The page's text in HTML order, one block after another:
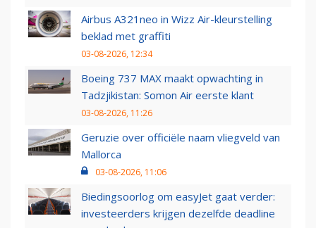
Airbus A321neo in Wizz Air-kleurstelling
beklad met graffiti
03-08-2026, 12:34
Boeing 737 MAX maakt opwachting in
Tadzjikistan: Somon Air eerste klant
03-08-2026, 11:26
Geruzie over officiële naam vliegveld van
Mallorca
03-08-2026, 11:06
Biedingsoorlog om easyJet gaat verder:
investeerders krijgen dezelfde deadline